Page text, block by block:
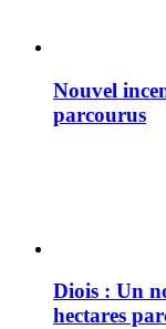
Nouvel
parcourus
Diois : Un
hectares